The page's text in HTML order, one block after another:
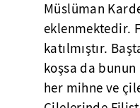
Müslüman
eklenmektedir.
katılmıştır.
koşsa da
her mihne ve